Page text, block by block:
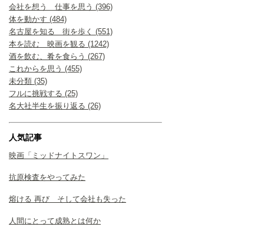
会社を想う 仕事を思う (396)
体を動かす (484)
名古屋を知る 街を歩く (551)
本を読む 映画を観る (1242)
酒を飲む、肴を食らう (267)
これからを思う (455)
未分類 (35)
フルに挑戦する (25)
名大社半生を振り返る (26)
人気記事
映画「ミッドナイトスワン」
抗原検査をやってみた
熔ける 再び そして会社も失った
人間にとって成熟とは何か